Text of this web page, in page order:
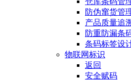
防伪窜货管
产品质量追
防重防漏条
条码标签设
物联网标识
返回
安全赋码